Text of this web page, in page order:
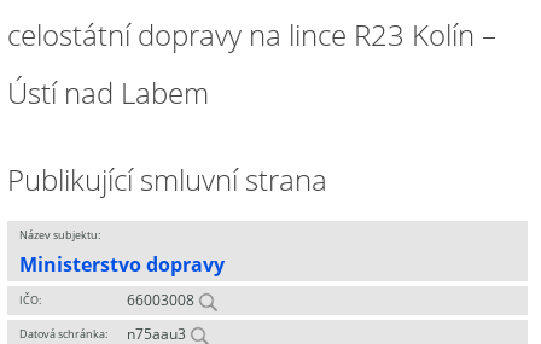
celostátní dopravy na lince R23 Kolín –
Ústí nad Labem
Publikující smluvní strana
Název subjektu:
Ministerstvo dopravy
IČO: 66003008
Datová schránka: n75aau3